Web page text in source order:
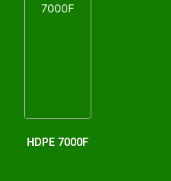
HDPE 7000F